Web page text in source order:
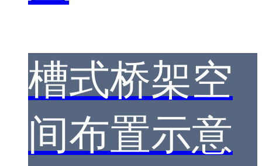
槽式桥架空
间布置示意